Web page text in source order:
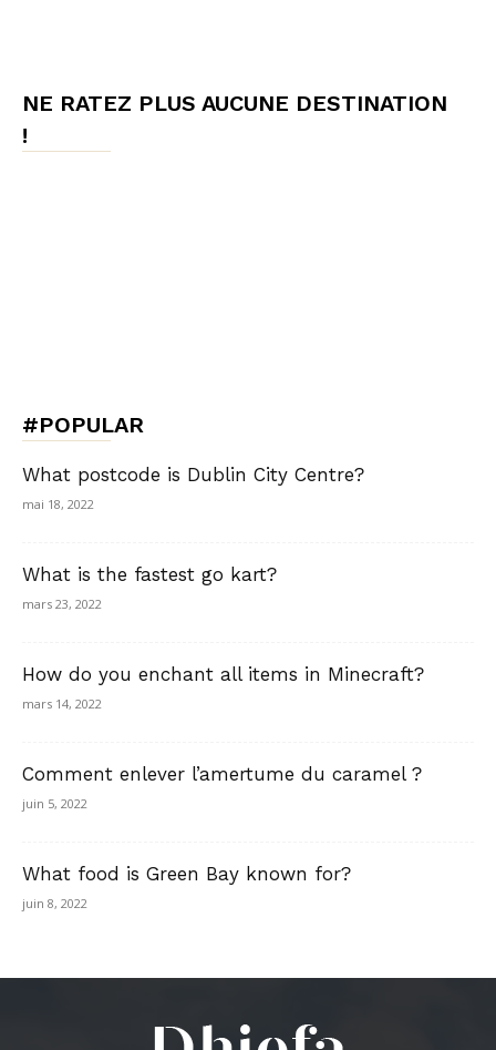
NE RATEZ PLUS AUCUNE DESTINATION
!
#POPULAR
What postcode is Dublin City Centre?
mai 18, 2022
What is the fastest go kart?
mars 23, 2022
How do you enchant all items in Minecraft?
mars 14, 2022
Comment enlever l’amertume du caramel ?
juin 5, 2022
What food is Green Bay known for?
juin 8, 2022